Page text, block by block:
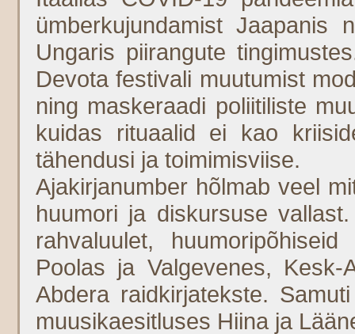
ümberkujundamist Jaapanis
Ungaris piirangute
Devota festivali muutumist
ning maskeraadi poliitiliste
kuidas rituaalid ei kao
tähendusi ja toimimisviise.
Ajakirjanumber hõlmab veel
huumori ja diskursuse
rahvaluulet,
Poolas ja Valgevenes,
Abdera raidkirjatekste.
muusikaesitluses Hiina ja